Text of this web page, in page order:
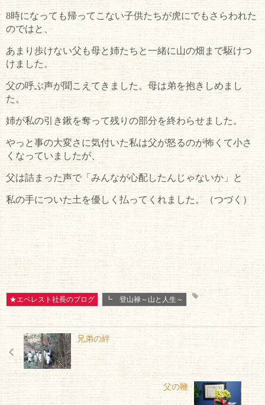
8時になっても帰ってこない子供たちが虎にでもさらわれた
のではと、
あまり歩けない父も母と姉たちと一緒に山の畑まで駆けつ
けました。
父の呼ぶ声が聞こえてきました。母は弟を抱きしめまし
た 。
姉が私の引き鍬を奪って残りの部分を終わらせました。
やっと事の大変さに気付いた私は父が怒るのが怖くて小さ
くなっていましたが、
父は詰まった声で「みんなが心配したんじゃないか」と
私の手についた土を優しく払ってくれました。（つづく）
★エベレスト社長のブログ ┗ 登山禄～山と人生～
兄弟の絆
父の鞭